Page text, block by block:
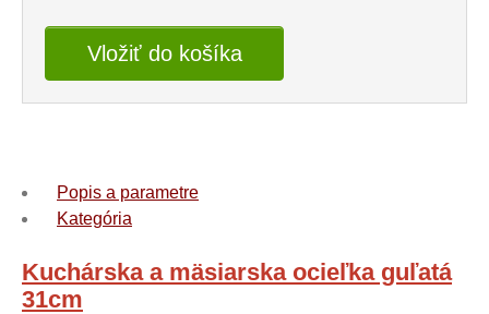
Vložiť do košíka
Popis a parametre
Kategória
Kuchárska a mäsiarska ocieľka guľatá
31cm